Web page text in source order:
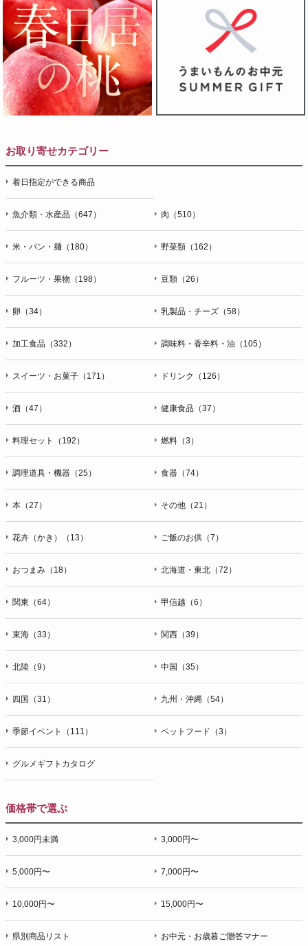
お取り寄せカテゴリー
着日指定ができる商品
魚介類・水産品（647） 肉（510）
米・パン・麺（180） 野菜類（162）
フルーツ・果物（198） 豆類（26）
卵（34） 乳製品・チーズ（58）
加工食品（332） 調味料・香辛料・油（105）
スイーツ・お菓子（171） ドリンク（126）
酒（47） 健康食品（37）
料理セット（192） 燃料（3）
調理道具・機器（25） 食器（74）
本（27） その他（21）
花卉（かき）（13） ご飯のお供（7）
おつまみ（18） 北海道・東北（72）
関東（64） 甲信越（6）
東海（33） 関西（39）
北陸（9） 中国（35）
四国（31） 九州・沖縄（54）
季節イベント（111） ペットフード（3）
グルメギフトカタログ
価格帯で選ぶ
3,000円未満 3,000円〜
5,000円〜 7,000円〜
10,000円〜 15,000円〜
県別商品リスト お中元・お歳暮ご贈答マナー